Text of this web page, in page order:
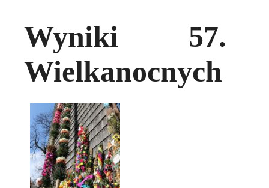
Wyniki 57.
Wielkanocnych